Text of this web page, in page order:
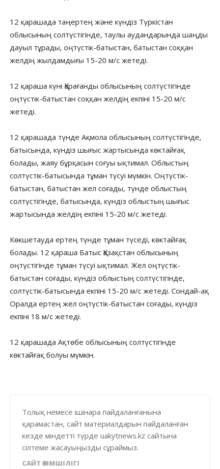
12 қарашада таңертең және күндіз Түркістан
облысының солтүстігінде, таулы аудандарында шаңды
дауыл тұрады, оңтүстік-батыстан, батыстан соққан
желдің жылдамдығы 15-20 м/с жетеді.
12 қараша күні Қарағанды облысының солтүстігінде
оңтүстік-батыстан соққан желдің екпіні 15-20 м/с
жетеді.
12 қарашада түнде Ақмола облысының солтүстігінде,
батысында, күндіз шығыс жартысында көктайғақ
болады, жаяу бұрқасын соғуы ықтимал. Облыстың
солтүстік-батысында тұман түсуі мүмкін. Оңтүстік-
батыстан, батыстан жел соғады, түнде облыстың
солтүстігінде, батысында, күндіз облыстың шығыс
жартысында желдің екпіні 15-20 м/с жетеді.
Көкшетауда ертең түнде тұман түседі, көктайғақ
болады. 12 қараша Батыс Қазақстан облысының
оңтүстігінде тұман түсуі ықтимал. Жел оңтүстік-
батыстан соғады, күндіз облыстың солтүстігінде,
солтүстік-батысында екпіні 15-20 м/с жетеді. Сондай-ақ
Оралда ертең жел оңтүстік-батыстан соғады, күндіз
екпіні 18 м/с жетеді.
12 қарашада Ақтөбе облысының солтүстігінде
көктайғақ болуы мүмкін.
Толық немесе ішінара пайдаланғанына
қарамастан, сайт материалдарын пайдаланған
кезде міндетті түрде uakytnews.kz сайтына
сілтеме жасауыңызды сұраймыз.
САЙТ ӘКІМШІЛІГІ